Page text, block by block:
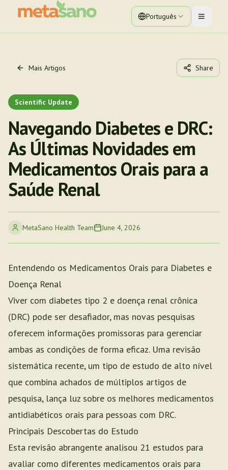
Português Toggle
Mais Artigos Share
Scientific Update
Navegando Diabetes e DRC:
As Últimas Novidades em
Medicamentos Orais para a
Saúde Renal
MetaSano Health Team June 4, 2026
Entendendo os Medicamentos Orais para Diabetes e
Doença Renal
Viver com diabetes tipo 2 e doença renal crônica
(DRC) pode ser desafiador, mas novas pesquisas
oferecem informações promissoras para gerenciar
ambas as condições de forma eficaz. Uma revisão
sistemática recente, um tipo de estudo de alto nível
que combina achados de múltiplos artigos de
pesquisa, lança luz sobre os melhores medicamentos
antidiabéticos orais para pessoas com DRC.
Principais Descobertas do Estudo
Esta revisão abrangente analisou 21 estudos para
avaliar como diferentes medicamentos orais para